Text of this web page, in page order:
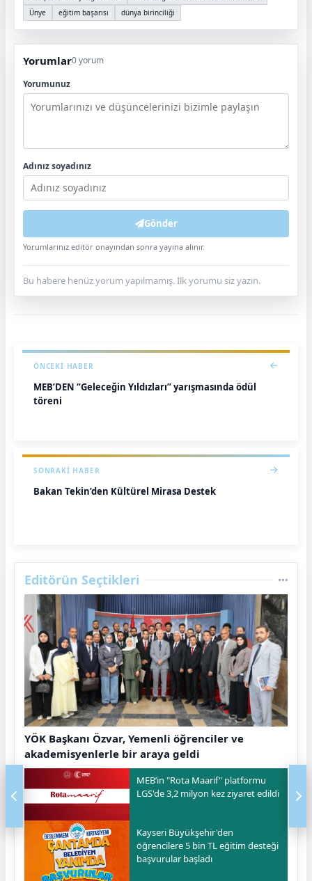
Ünye
eğitim başarısı dünya birinciliği
Yorumlar0 yorum
Yorumunuz
Adınız soyadınız
Gönder
Yorumlarınız editör onayından sonra yayına alınır.
Bu habere henüz yorum yapılmamış. İlk yorumu siz yazın.
ÖNCEKI HABER
MEB’DEN “Geleceğin Yıldızları” yarışmasında ödül
töreni
SONRAKI HABER
Bakan Tekin’den Kültürel Mirasa Destek
Editörün Seçtikleri
YÖK Başkanı Özvar, Yemenli öğrenciler ve
akademisyenlerle bir araya geldi
MEB’in "Rota Maarif" platformu
LGS'de 3,2 milyon kez ziyaret edildi
Kayseri Büyükşehir'den
öğrencilere 5 bin TL eğitim desteği
başvurular başladı